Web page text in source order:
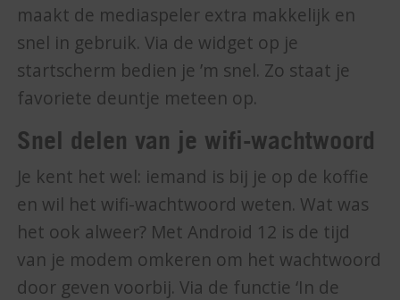
maakt de mediaspeler extra makkelijk en
snel in gebruik. Via de widget op je
startscherm bedien je ’m snel. Zo staat je
favoriete deuntje meteen op.
Snel delen van je wifi-wachtwoord
Je kent het wel: iemand is bij je op de koffie
en wil het wifi-wachtwoord weten. Wat was
het ook alweer? Met Android 12 is de tijd
van je modem omkeren om het wachtwoord
door geven voorbij. Via de functie ‘In de